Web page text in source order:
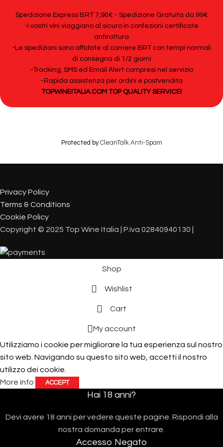
Spedizione Express BRT 7,90€ - Spedizione Gratuita da 99€
-I vostri vini viaggiano al sicuro in confezioni certificate
antirottura
-Le spedizioni sono affidate al corriere BRT con tempi normali
di consegna di 1/2 giorni
-Tracking, SMS ed Email Alert compresi nel servizio
-Rapida assistenza per ordini e postvendita
TOPWINEITALIA.COM TOP QUALITY SERVICE!
Protected byCleanTalk Anti-Spam
Privacy Policy
Terms & Conditions
Cookie Policy
Copyright © 2025 Top Wine Italia | P.iva 02840940130 |
Shop
Wishlist
Cart
My account
Utilizziamo i cookie per migliorare la tua esperienza sul nostro
sito web. Navigando su questo sito web, accetti il ​​nostro
utilizzo dei cookie.
More info
ACCEPT
Hai 18 anni?
Devi avere 18 anni per vedere queste pagine. Rispondi alla
nostra domanda per entrare.
Accesso Negato